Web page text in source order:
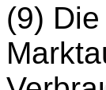
(9)